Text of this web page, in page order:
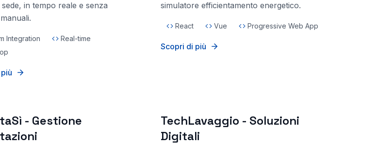
sede, in tempo reale e senza
Integration
Real-time
simulatore efficientamento energetico.
React Vue Progressive Web App
Scopri di più
- Gestione
TechLavaggio - Soluzioni
Digitali